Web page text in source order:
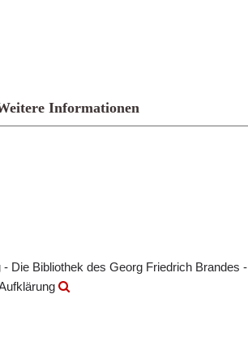
Informationen
Die Bibliothek des Georg Friedrich Brandes -